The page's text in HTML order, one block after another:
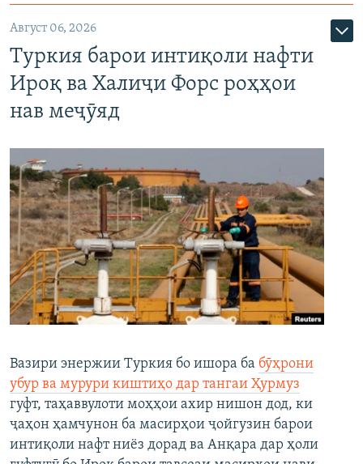
Август 06, 2026
Туркия барои интиқоли нафти
Ироқ ва Халиҷи Форс роҳҳои
нав меҷӯяд
Вазири энержии Туркия бо ишора ба бӯҳрони
убур ва мурури киштиҳо дар тангаи Ҳурмуз
гуфт, таҳаввулоти моҳҳои ахир нишон дод, ки
ҷаҳон ҳамчунон ба масирҳои ҷойгузин барои
интиқоли нафт ниёз дорад ва Анқара дар ҳоли